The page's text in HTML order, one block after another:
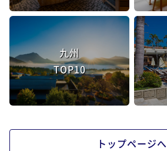
九州
TOP10
トップページへ